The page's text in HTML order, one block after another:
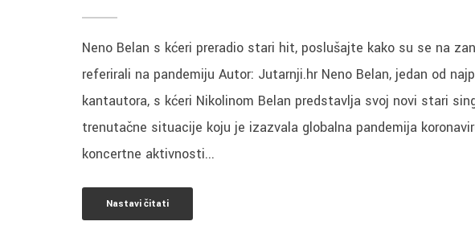
Neno Belan s kćeri preradio stari hit, poslušajte kako su se na
referirali na pandemiju Autor: Jutarnji.hr Neno Belan, jedan od
kantautora, s kćeri Nikolinom Belan predstavlja svoj novi stari
trenutačne situacije koju je izazvala globalna pandemija
koncertne aktivnosti...
Nastavi čitati